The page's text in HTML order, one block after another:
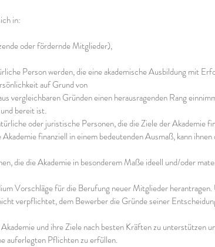
in:
oder fördernde Mitglieder),
Person werden, die eine akademische Ausbildung mit
auf Grund von
vergleichbaren Gründen einen herausragenden Rang
bereit ist.
oder juristische Personen, die die Ziele der Akademie
finanziell in einem bedeutenden Ausmaß, kann
die die Akademie in besonderem Maße ideell und/oder
Vorschläge für die Berufung neuer Mitglieder
verpflichtet, dem Bewerber die Gründe seiner
und ihre Ziele nach besten Kräften zu unterstützen
auferlegten Pflichten zu erfüllen.